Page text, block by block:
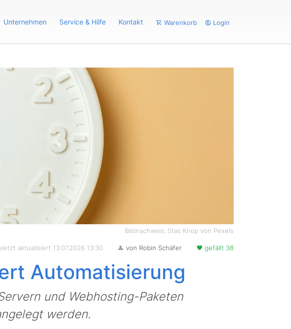
Unternehmen Service & Hilfe Kontakt Warenkorb Login
Bildnachweis: Stas Knop von Pexels
aktualisiert 13.07.2026 13:30 von Robin Schäfer gefällt 38
Automatisierung
und Webhosting-Paketen
werden.